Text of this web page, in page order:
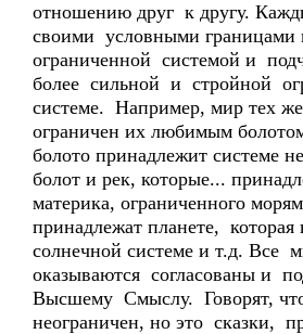
отношению друг к другу.
своими условными границами
ограниченной системой и
более сильной и стройной
системе. Например, мир тех
ограничен их любимым
болото принадлежит системе
болот и рек, которые...
материка, ограниченного
принадлежат планете,
солнечной системе и т.д. Все
оказываются согласованы и
Высшему Смыслу. Говорят,
неограничен, но это сказки,